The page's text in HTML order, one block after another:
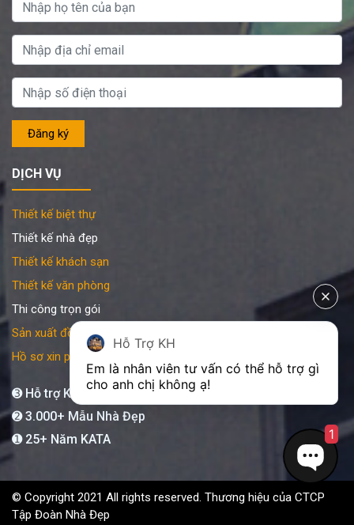
DỊCH VỤ
Thiết kế biệt thự
Thiết kế nhà đẹp
Thiết kế khách sạn
Thiết kế văn phòng
Thi công trọn gói
Sản xuất đồ gỗ nội thất
Hồ sơ xin phép xây dựng
➌ Hỗ trợ KATA 24/7
➋ 3.000+ Mẫu Nhà Đẹp
➊ 25+ Năm KATA
© Copyright 2021 All rights reserved. Thương hiệu của CTCP
Tập Đoàn Nhà Đẹp
Hỗ Trợ KH
Em là nhân viên tư vấn có thể hỗ trợ gì
cho anh chị không ạ!
1